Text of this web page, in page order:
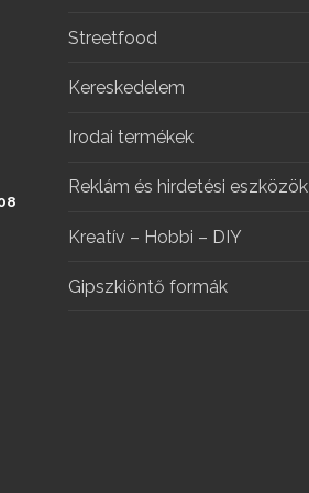
Streetfood
Kereskedelem
Irodai termékek
Reklám és hirdetési eszközök
Kreatív – Hobbi – DIY
Gipszkiöntő formák